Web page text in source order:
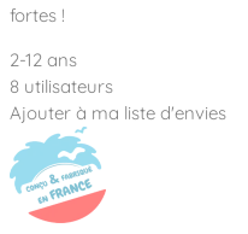
fortes !
2-12 ans
8 utilisateurs
Ajouter à ma liste d'envies